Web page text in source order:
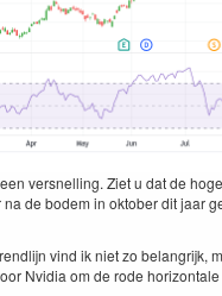
ver­snelling. Ziet u dat de
de bodem in okto­ber dit jaar
vind ik niet zo belan­grijk,
Nvidia om de rode